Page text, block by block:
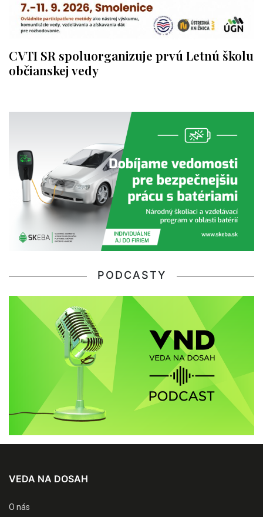
CVTI SR spoluorganizuje prvú Letnú školu
občianskej vedy
PODCASTY
VEDA NA DOSAH
O nás